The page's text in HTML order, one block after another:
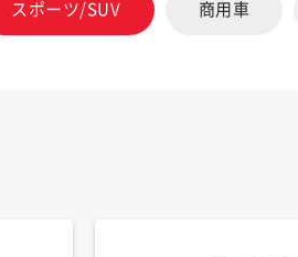
スポーツ/SUV 商用車